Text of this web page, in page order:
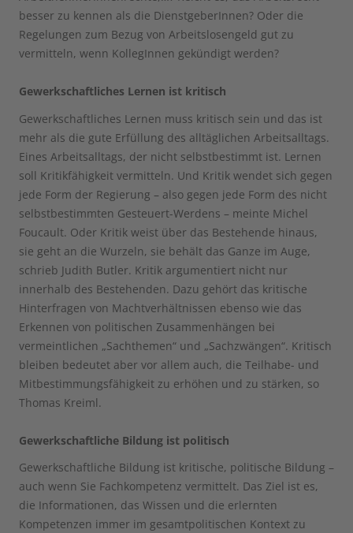
besser zu kennen als die DienstgeberInnen? Oder die
Regelungen zum Bezug von Arbeitslosengeld gut zu
vermitteln, wenn KollegInnen gekündigt werden?
Gewerkschaftliches Lernen ist kritisch
Gewerkschaftliches Lernen muss kritisch sein und das ist
mehr als die gute Erfüllung des alltäglichen Arbeitsalltags.
Eines Arbeitsalltags, der nicht selbstbestimmt ist. Lernen
soll Kritikfähigkeit vermitteln. Und Kritik wendet sich gegen
jede Form der Regierung – also gegen jede Form des nicht
selbstbestimmten Gesteuert-Werdens – meinte Michel
Foucault. Oder Kritik weist über das Bestehende hinaus,
sie geht an die Wurzeln, sie behält das Ganze im Auge,
schrieb Judith Butler. Kritik argumentiert nicht nur
innerhalb des Bestehenden. Dazu gehört das kritische
Hinterfragen von Machtverhältnissen ebenso wie das
Erkennen von politischen Zusammenhängen bei
vermeintlichen „Sachthemen“ und „Sachzwängen“. Kritisch
bleiben bedeutet aber vor allem auch, die Teilhabe- und
Mitbestimmungsfähigkeit zu erhöhen und zu stärken, so
Thomas Kreiml.
Gewerkschaftliche Bildung ist politisch
Gewerkschaftliche Bildung ist kritische, politische Bildung –
auch wenn Sie Fachkompetenz vermittelt. Das Ziel ist es,
die Informationen, das Wissen und die erlernten
Kompetenzen immer im gesamtpolitischen Kontext zu